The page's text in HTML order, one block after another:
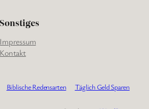
Sonstiges
Impressum
Kontakt
Biblische Redensarten Täglich Geld Sparen